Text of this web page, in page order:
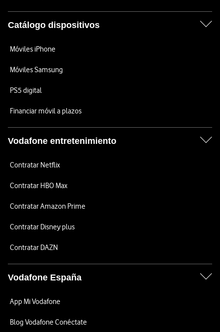
Catálogo dispositivos
Móviles iPhone
Móviles Samsung
PS5 digital
Financiar móvil a plazos
Vodafone entretenimiento
Contratar Netflix
Contratar HBO Max
Contratar Amazon Prime
Contratar Disney plus
Contratar DAZN
Vodafone España
App Mi Vodafone
Blog Vodafone Conéctate